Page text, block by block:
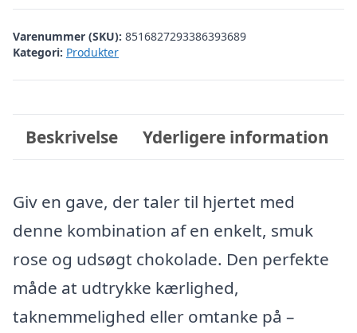
Varenummer (SKU): 8516827293386393689
Kategori: Produkter
Beskrivelse Yderligere information
Giv en gave, der taler til hjertet med
denne kombination af en enkelt, smuk
rose og udsøgt chokolade. Den perfekte
måde at udtrykke kærlighed,
taknemmelighed eller omtanke på –